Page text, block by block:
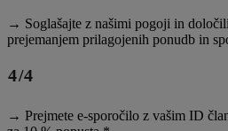
→ Soglašajte z našimi pogoji in
prejemanjem prilagojenih ponudb in
→ Prejmete e-sporočilo z vašim ID